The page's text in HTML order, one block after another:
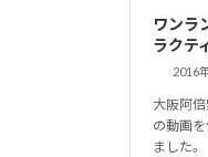
ワンラ
ラクテ
2016
大阪阿
の動画
ました。